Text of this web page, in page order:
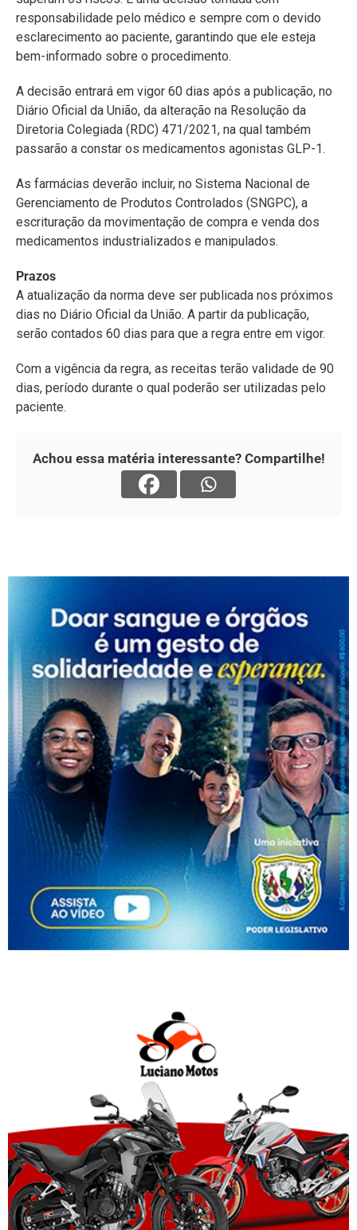
responsabilidade pelo médico e sempre com o devido
esclarecimento ao paciente, garantindo que ele esteja
bem-informado sobre o procedimento.
A decisão entrará em vigor 60 dias após a publicação, no
Diário Oficial da União, da alteração na Resolução da
Diretoria Colegiada (RDC) 471/2021, na qual também
passarão a constar os medicamentos agonistas GLP-1.
As farmácias deverão incluir, no Sistema Nacional de
Gerenciamento de Produtos Controlados (SNGPC), a
escrituração da movimentação de compra e venda dos
medicamentos industrializados e manipulados.
Prazos
A atualização da norma deve ser publicada nos próximos
dias no Diário Oficial da União. A partir da publicação,
serão contados 60 dias para que a regra entre em vigor.
Com a vigência da regra, as receitas terão validade de 90
dias, período durante o qual poderão ser utilizadas pelo
paciente.
Achou essa matéria interessante? Compartilhe!